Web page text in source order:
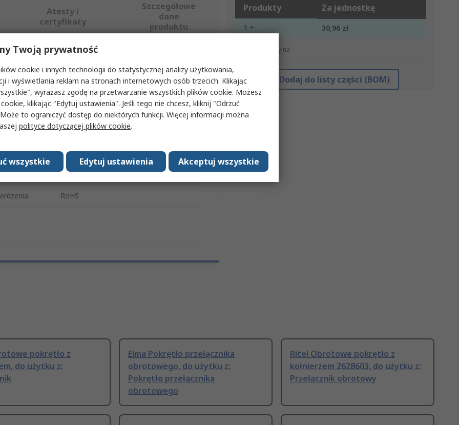
Produkty Za jednostkę
1 + 30,96 zł
*cena orientacyjna
Dodaj do listy części (BOM)
Atesty i
certyfikaty
Szczegółowe
dane
produktu
wybierając jeden lub więcej atrybutów.
Wartość
Elma
Obrotowe pokrętło z kołnierzem
Przełącznik obrotowy
Czarny
RoHS
pokrętło z
do użytku z:
Elma Pokrętło przełącznika
obrotowego, do użytku z:
Pokrętło przełącznika
obrotowego
Ritel Obrotowe pokrętło z
kołnierzem 2628603, do użytku z:
Przełącznik obrotowy
Twoją prywatność
cookie i innych technologii do statystycznej analizy użytkowania,
i wyświetlania reklam na stronach internetowych osób trzecich. Klikając
wyrażasz zgodę na przetwarzanie wszystkich plików cookie. Możesz
klikając "Edytuj ustawienia". Jeśli tego nie chcesz, kliknij "Odrzuć
to ograniczyć dostęp do niektórych funkcji. Więcej informacji można
polityce dotyczącej plików cookie.
Akceptuj wszystkie
Edytuj ustawienia
wszystkie